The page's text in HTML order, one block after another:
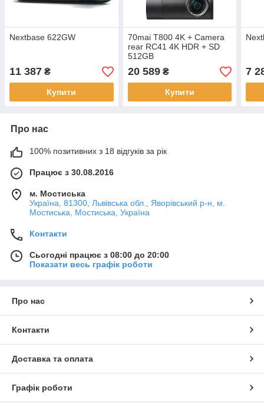
Nextbase 622GW
11 387 ₴
Купити
70mai T800 4K + Camera
rear RC41 4K HDR + SD
512GB
20 589₴
Купити
7
Про нас
100% позитивних з 18 відгуків за рік
Працює з 30.08.2016
м. Мостиська
Україна, 81300, Львівська обл., Яворівський р-н, м.
Мостиська, Мостиська, Україна
Контакти
Сьогодні працює з 08:00 до 20:00
Показати весь графік роботи
Про нас
Контакти
Доставка та оплата
Графік роботи